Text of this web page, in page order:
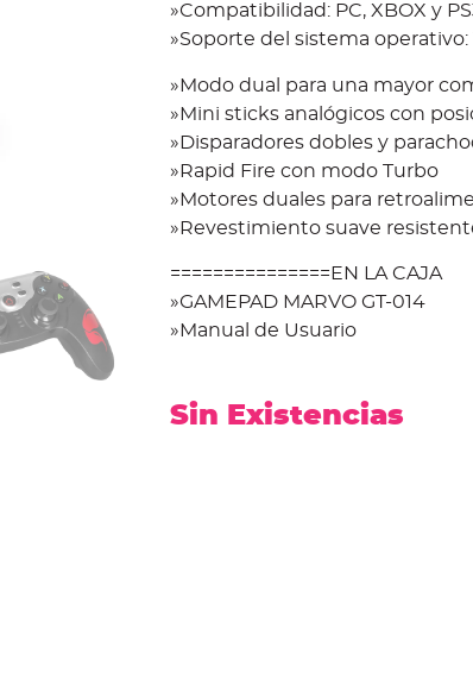
»Compatibilidad: PC, XBOX y
»Soporte del sistema
»Modo dual para una mayor
»Mini sticks analógicos con
»Disparadores dobles y
»Rapid Fire con modo Turbo
»Motores duales para
»Revestimiento suave
===============EN LA CAJA
»GAMEPAD MARVO GT-014
»Manual de Usuario
Sin Existencias